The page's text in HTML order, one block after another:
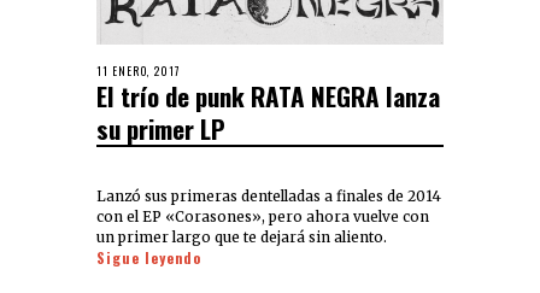
11 ENERO, 2017
El trío de punk RATA NEGRA lanza
su primer LP
Lanzó sus primeras dentelladas a finales de 2014
con el EP «Corasones», pero ahora vuelve con
un primer largo que te dejará sin aliento.
Sigue leyendo